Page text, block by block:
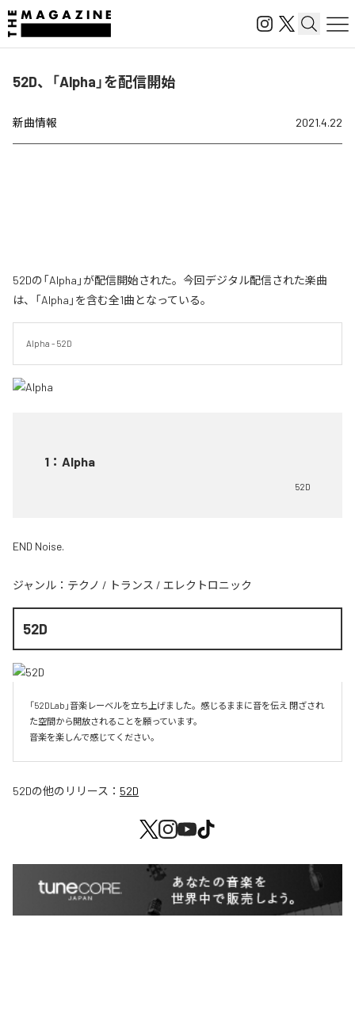
52D、「Alpha」を配信開始
新曲情報 2021.4.22
52Dの「Alpha」が配信開始された。今回デジタル配信された楽曲
は、「Alpha」を含む全1曲となっている。
Alpha - 52D
1 ： Alpha
52D
END Noise.
ジャンル： テクノ / トランス / エレクトロニック
52D
「52DLab」音楽レーベルを立ち上げました。感じるままに音を伝え 閉ざされ
た空間から開放されることを願っています。
音楽を楽しんで感じてください。
52Dの他のリリース： 52D